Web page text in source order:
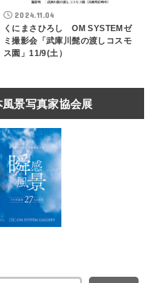
2024.11.04
くにまさひろし OM SYSTEMゼ
ミ撮影会「武庫川髭の渡しコスモ
ス園」11/9(土）
風景写真家協会展